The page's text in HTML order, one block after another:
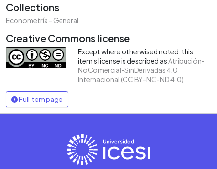
Collections
Econometría - General
Creative Commons license
Except where otherwised noted, this
item's license is described asAtribución-
NoComercial-SinDerivadas 4.0
Internacional (CC BY-NC-ND 4.0)
Full item page